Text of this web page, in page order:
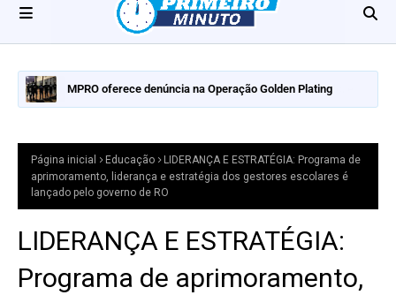
MPRO oferece denúncia na Operação Golden Plating
Página inicial Educação
LIDERANÇA E ESTRATÉGIA: Programa de
aprimoramento, liderança e estratégia dos gestores escolares é
lançado pelo governo de RO
LIDERANÇA E ESTRATÉGIA:
Programa de aprimoramento,